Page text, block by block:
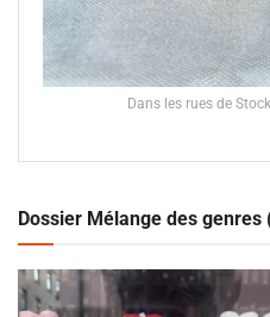
Dans les rues de
Dossier Mélange des genres